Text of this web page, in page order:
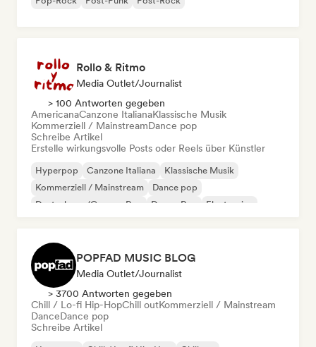
Rollo & Ritmo
Media Outlet/Journalist
> 100 Antworten gegeben
AmericanaCanzone ItalianaKlassische Musik
Kommerziell / MainstreamDance pop
Schreibe Artikel
Erstelle wirkungsvolle Posts oder Reels über Künstler
Hyperpop Canzone Italiana
Klassische Musik
Kommerziell / Mainstream
Dance pop
Deutschpop/German Pop
Dream Pop Electronica
POPFAD MUSIC BLOG
Media Outlet/Journalist
> 3700 Antworten gegeben
Chill / Lo-fi Hip-HopChill outKommerziell / Mainstream
DanceDance pop
Schreibe Artikel